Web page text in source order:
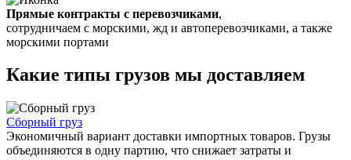
Прямые контракты с перевозчиками,
сотрудничаем с морскими, жд и автоперевозчиками, а также
морскими портами
Какие типы грузов мы доставляем
Сборный груз
Экономичный вариант доставки импортных товаров. Грузы
объединяются в одну партию, что снижает затраты и